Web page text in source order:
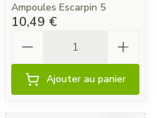
Ampoules Escarpin 5
10,49 €
Ajouter au panier